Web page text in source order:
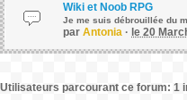
Wiki et Noob RPG
Je me suis débrouillée du
par Antonia · le 20
Utilisateurs parcourant ce forum: 1